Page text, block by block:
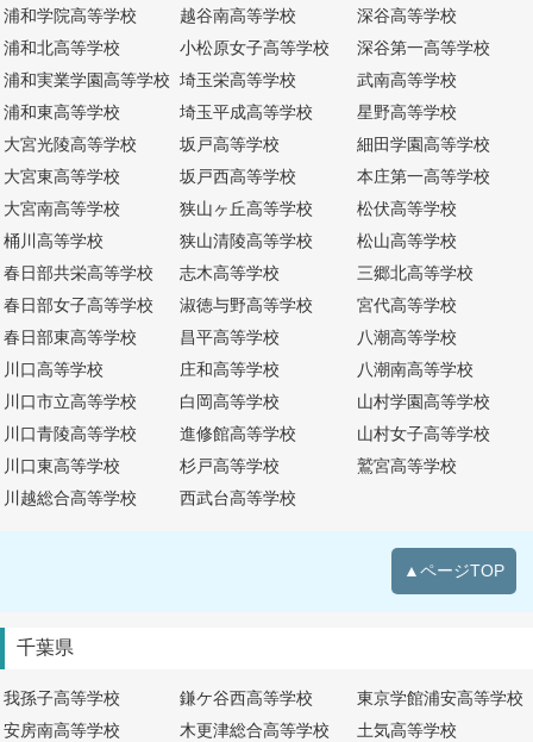
浦和学院高等学校
越谷南高等学校
深谷高等学校
浦和北高等学校
小松原女子高等学校
深谷第一高等学校
浦和実業学園高等学校 埼玉栄高等学校
武南高等学校
浦和東高等学校
埼玉平成高等学校
星野高等学校
大宮光陵高等学校
坂戸高等学校
細田学園高等学校
大宮東高等学校
坂戸西高等学校
本庄第一高等学校
大宮南高等学校
狭山ヶ丘高等学校
松伏高等学校
桶川高等学校
狭山清陵高等学校
松山高等学校
春日部共栄高等学校
志木高等学校
三郷北高等学校
春日部女子高等学校
淑徳与野高等学校
宮代高等学校
春日部東高等学校
昌平高等学校
八潮高等学校
川口高等学校
庄和高等学校
八潮南高等学校
川口市立高等学校
白岡高等学校
山村学園高等学校
川口青陵高等学校
進修館高等学校
山村女子高等学校
川口東高等学校
杉戸高等学校
鷲宮高等学校
川越総合高等学校
西武台高等学校
▲ページTOP
千葉県
我孫子高等学校 鎌ケ谷西高等学校
東京学館浦安高等学校
安房南高等学校
木更津総合高等学校 土気高等学校